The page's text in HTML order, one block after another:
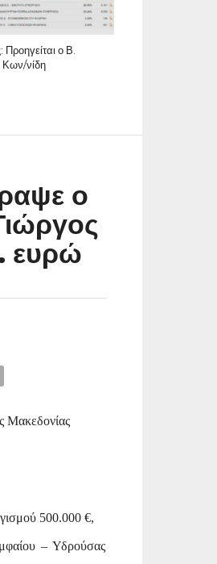
ο Β.
Κων/νίδη
ο
ευρώ
Μακεδονίας
500.000 €,
– Υδρούσας